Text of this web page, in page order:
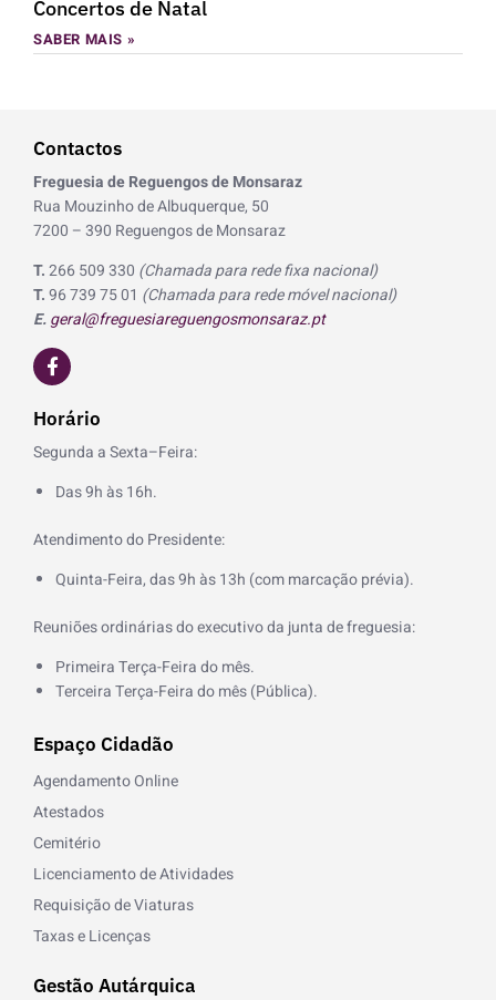
Concertos de Natal
SABER MAIS »
Contactos
Freguesia de Reguengos de Monsaraz
Rua Mouzinho de Albuquerque, 50
7200 – 390 Reguengos de Monsaraz
T.266 509 330 (Chamada para rede fixa nacional)
T.96 739 75 01 (Chamada para rede móvel nacional)
E.geral@freguesiareguengosmonsaraz.pt
F
a
c
e
b
o
o
k
Horário
Segunda a Sexta–Feira:
Das 9h às 16h.
Atendimento do Presidente:
Quinta-Feira, das 9h às 13h (com marcação prévia).
Reuniões ordinárias do executivo da junta de freguesia:
Primeira Terça-Feira do mês.
Terceira Terça-Feira do mês (Pública).
Espaço Cidadão
Agendamento Online
Atestados
Cemitério
Licenciamento de Atividades
Requisição de Viaturas
Taxas e Licenças
Gestão Autárquica